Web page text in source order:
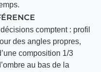
comptent : profil
des angles propres,
composition 1/3
au bas de la